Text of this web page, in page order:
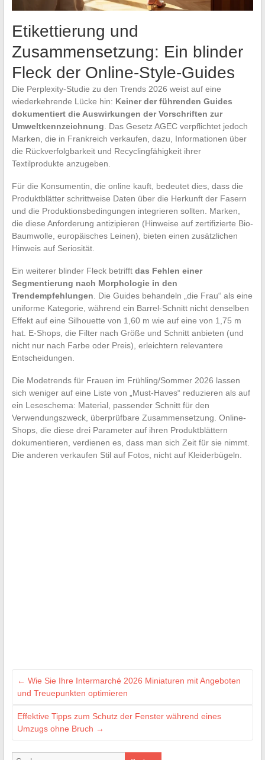
Etikettierung und
Zusammensetzung: Ein blinder
Fleck der Online-Style-Guides
Die Perplexity-Studie zu den Trends 2026 weist auf eine
wiederkehrende Lücke hin: Keiner der führenden Guides
dokumentiert die Auswirkungen der Vorschriften zur
Umweltkennzeichnung . Das Gesetz AGEC verpflichtet jedoch
Marken, die in Frankreich verkaufen, dazu, Informationen über
die Rückverfolgbarkeit und Recyclingfähigkeit ihrer
Textilprodukte anzugeben.
Für die Konsumentin, die online kauft, bedeutet dies, dass die
Produktblätter schrittweise Daten über die Herkunft der Fasern
und die Produktionsbedingungen integrieren sollten. Marken,
die diese Anforderung antizipieren (Hinweise auf zertifizierte Bio-
Baumwolle, europäisches Leinen), bieten einen zusätzlichen
Hinweis auf Seriosität.
Ein weiterer blinder Fleck betrifft das Fehlen einer
Segmentierung nach Morphologie in den
Trendempfehlungen . Die Guides behandeln „die Frau“ als eine
uniforme Kategorie, während ein Barrel-Schnitt nicht denselben
Effekt auf eine Silhouette von 1,60 m wie auf eine von 1,75 m
hat. E-Shops, die Filter nach Größe und Schnitt anbieten (und
nicht nur nach Farbe oder Preis), erleichtern relevantere
Entscheidungen.
Die Modetrends für Frauen im Frühling/Sommer 2026 lassen
sich weniger auf eine Liste von „Must-Haves“ reduzieren als auf
ein Leseschema: Material, passender Schnitt für den
Verwendungszweck, überprüfbare Zusammensetzung. Online-
Shops, die diese drei Parameter auf ihren Produktblättern
dokumentieren, verdienen es, dass man sich Zeit für sie nimmt.
Die anderen verkaufen Stil auf Fotos, nicht auf Kleiderbügeln.
← Wie Sie Ihre Intermarché 2026 Miniaturen mit Angeboten
und Treuepunkten optimieren
Effektive Tipps zum Schutz der Fenster während eines
Umzugs ohne Bruch →